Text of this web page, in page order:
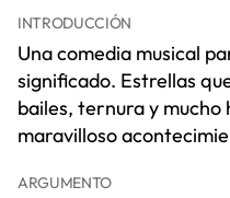
INTRODUCCIÓN
Una comedia musical
significado. Estrellas
bailes, ternura y
maravilloso
ARGUMENTO